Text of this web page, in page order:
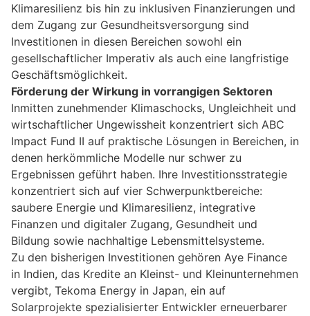
Klimaresilienz bis hin zu inklusiven Finanzierungen und
dem Zugang zur Gesundheitsversorgung sind
Investitionen in diesen Bereichen sowohl ein
gesellschaftlicher Imperativ als auch eine langfristige
Geschäftsmöglichkeit.
Förderung der Wirkung in vorrangigen Sektoren
Inmitten zunehmender Klimaschocks, Ungleichheit und
wirtschaftlicher Ungewissheit konzentriert sich ABC
Impact Fund II auf praktische Lösungen in Bereichen, in
denen herkömmliche Modelle nur schwer zu
Ergebnissen geführt haben. Ihre Investitionsstrategie
konzentriert sich auf vier Schwerpunktbereiche:
saubere Energie und Klimaresilienz, integrative
Finanzen und digitaler Zugang, Gesundheit und
Bildung sowie nachhaltige Lebensmittelsysteme.
Zu den bisherigen Investitionen gehören Aye Finance
in Indien, das Kredite an Kleinst- und Kleinunternehmen
vergibt, Tekoma Energy in Japan, ein auf
Solarprojekte spezialisierter Entwickler erneuerbarer